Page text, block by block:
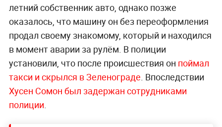
летний собственник авто, однако позже
оказалось, что машину он без переоформления
продал своему знакомому, который и находился
в момент аварии за рулём. В полиции
установили, что после происшествия он поймал
такси и скрылся в Зеленограде . Впоследствии
Хусен Сомон был задержан сотрудниками
полиции